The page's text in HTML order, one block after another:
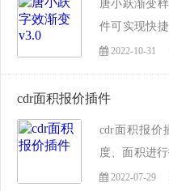
唐小跃渐变
件可实现快
一键设置渐
3.0版本，后
2022-10-31
cdr面积报价插件
cdr面积报价
度、面积进
喷印、喷绘
2022-07-29